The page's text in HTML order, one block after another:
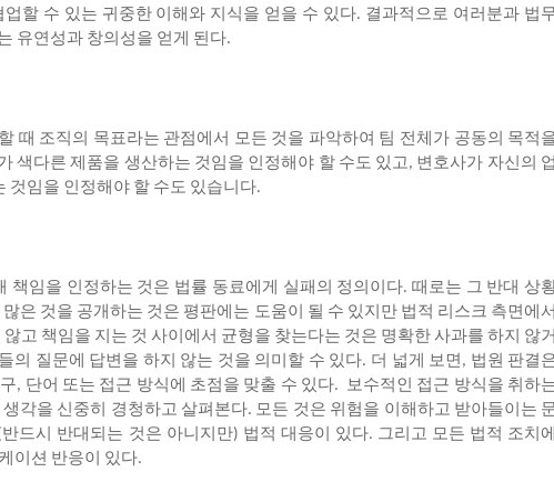
업할 수 있는 귀중한 이해와 지식을 얻을 수 있다. 결과적으로 여러분과 법
유연성과 창의성을 얻게 된다.
때 조직의 목표라는 관점에서 모든 것을 파악하여 팀 전체가 공동의 목적
색다른 제품을 생산하는 것임을 인정해야 할 수도 있고 , 변호사가 자신의 업
것임을 인정해야 할 수도 있습니다.
책임을 인정하는 것은 법률 동료에게 실패의 정의이다.때로는 그 반대 상
많은 것을 공개하는 것은 평판에는 도움이 될 수 있지만 법적 리스크 측면에서
않고 책임을 지는 것 사이에서 균형을 찾는다는 것은 명확한사과를 하지 않거
의 질문에 답변을 하지 않는 것을 의미할 수 있다. 더 넓게 보면 , 법원 판결
, 단어 또는 접근 방식에 초점을 맞출 수 있다. 보수적인 접근 방식을 취하
생각을 신중히 경청하고 살펴본다. 모든 것은 위험을 이해하고 받아들이는
반드시 반대되는 것은 아니지만) 법적 대응이 있다. 그리고 모든 법적 조치에
이션 반응이 있다.